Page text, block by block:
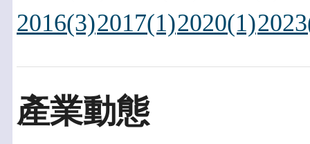
2016(3)2017(1)2020(1)
產業動態